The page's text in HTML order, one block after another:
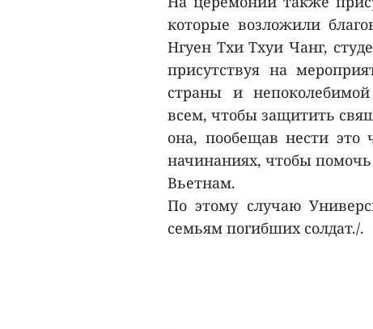
которые возложили
Нгуен Тхи Тхуи Чанг,
присутствуя на
страны и
всем, чтобы защитить
она, пообещав нести это
начинаниях, чтобы
Вьетнам.
По этому случаю
семьям погибших солдат./.